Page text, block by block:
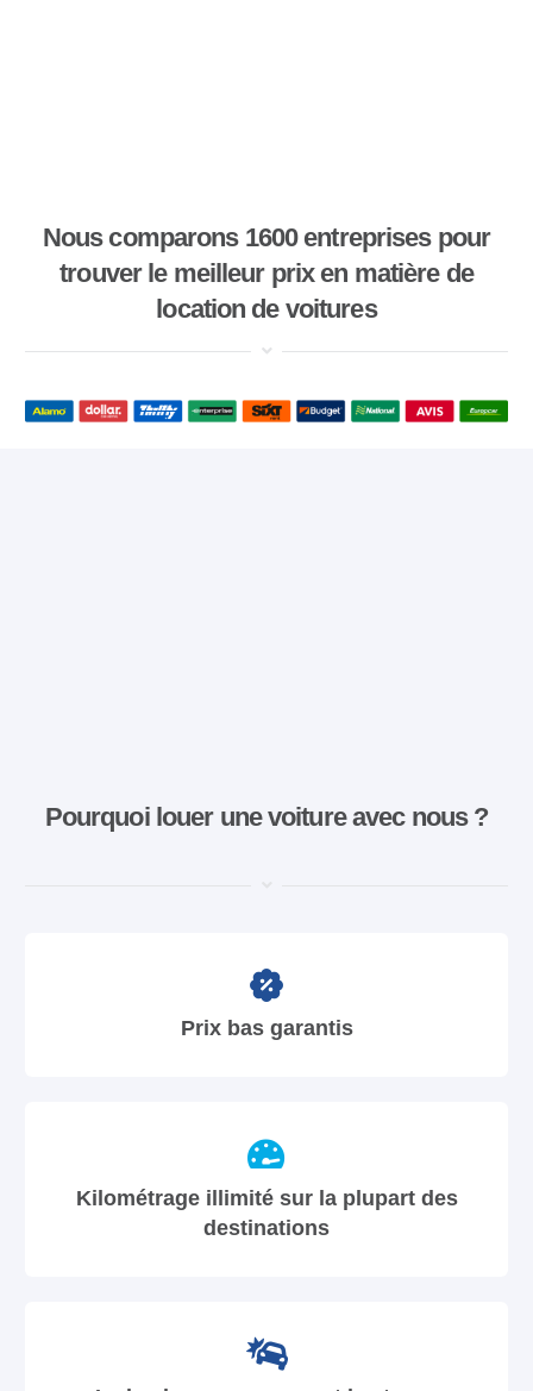
Nous comparons 1600 entreprises pour
trouver le meilleur prix en matière de
location de voitures
Pourquoi louer une voiture avec nous ?
Prix bas garantis
Kilométrage illimité sur la plupart des
destinations